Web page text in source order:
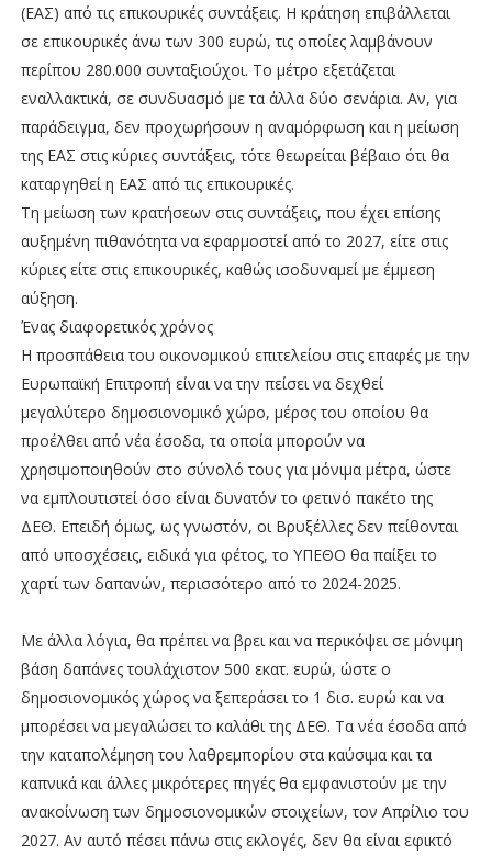
(ΕΑΣ) από τις επικουρικές συντάξεις. Η κράτηση επιβάλλεται
σε επικουρικές άνω των 300 ευρώ, τις οποίες λαμβάνουν
περίπου 280.000 συνταξιούχοι. Το μέτρο εξετάζεται
εναλλακτικά, σε συνδυασμό με τα άλλα δύο σενάρια. Αν, για
παράδειγμα, δεν προχωρήσουν η αναμόρφωση και η μείωση
της ΕΑΣ στις κύριες συντάξεις, τότε θεωρείται βέβαιο ότι θα
καταργηθεί η ΕΑΣ από τις επικουρικές.
Τη μείωση των κρατήσεων στις συντάξεις, που έχει επίσης
αυξημένη πιθανότητα να εφαρμοστεί από το 2027, είτε στις
κύριες είτε στις επικουρικές, καθώς ισοδυναμεί με έμμεση
αύξηση.
Ένας διαφορετικός χρόνος
Η προσπάθεια του οικονομικού επιτελείου στις επαφές με την
Ευρωπαϊκή Επιτροπή είναι να την πείσει να δεχθεί
μεγαλύτερο δημοσιονομικό χώρο, μέρος του οποίου θα
προέλθει από νέα έσοδα, τα οποία μπορούν να
χρησιμοποιηθούν στο σύνολό τους για μόνιμα μέτρα, ώστε
να εμπλουτιστεί όσο είναι δυνατόν το φετινό πακέτο της
ΔΕΘ. Επειδή όμως, ως γνωστόν, οι Βρυξέλλες δεν πείθονται
από υποσχέσεις, ειδικά για φέτος, το ΥΠΕΘΟ θα παίξει το
χαρτί των δαπανών, περισσότερο από το 2024-2025.
Με άλλα λόγια, θα πρέπει να βρει και να περικόψει σε μόνιμη
βάση δαπάνες τουλάχιστον 500 εκατ. ευρώ, ώστε ο
δημοσιονομικός χώρος να ξεπεράσει το 1 δισ. ευρώ και να
μπορέσει να μεγαλώσει το καλάθι της ΔΕΘ. Τα νέα έσοδα από
την καταπολέμηση του λαθρεμπορίου στα καύσιμα και τα
καπνικά και άλλες μικρότερες πηγές θα εμφανιστούν με την
ανακοίνωση των δημοσιονομικών στοιχείων, τον Απρίλιο του
2027. Αν αυτό πέσει πάνω στις εκλογές, δεν θα είναι εφικτό